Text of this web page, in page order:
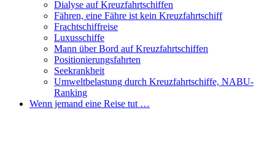
Dialyse auf Kreuzfahrtschiffen
Fähren, eine Fähre ist kein Kreuzfahrtschiff
Frachtschiffreise
Luxusschiffe
Mann über Bord auf Kreuzfahrtschiffen
Positionierungsfahrten
Seekrankheit
Umweltbelastung durch Kreuzfahrtschiffe, NABU-
Ranking
Wenn jemand eine Reise tut …